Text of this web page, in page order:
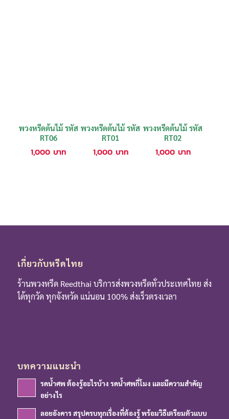
พวงหรีดต้นไม้ รหัส
RT06
1,000 บาท
พวงหรีดต้นไม้ รหัส
RT01
1,000 บาท
พวงหรีดต้นไม้ รหัส
RT02
1,000 บาท
เกี่ยวกับหรีดไทย
ร้านพวงหรีด Reedthai บริการส่งพวงหรีดทั่วประเทศไทย ส่ง
ได้ทุกวัด ทุกจังหวัด แน่นอน 100% ส่งเร็วตรงเวลา
บทความแนะนำ
รดน้ำศพ ต้องรู้อะไรบ้าง รดน้ำศพกี่โมง และมีความสำคัญ
อย่างไร
ลอยอังคาร สรุปครบทุกเรื่องที่ต้องรู้ พร้อมวิธีเตรียมตัวแบบ